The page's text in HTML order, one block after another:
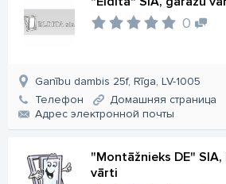
0
Ganību dambis 25f, Rīga, LV-1005
Телефон
Домашняя страница
Aдрес электронной почты
"Montāžnieks DE"
vārti